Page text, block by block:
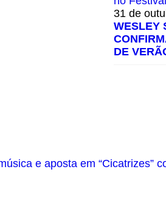
31 de
WESLEY
DE